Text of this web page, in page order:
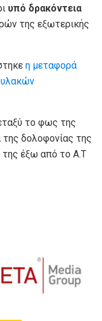
υπό δρακόντεια
της εξωτερικής
η μεταφορά
το φως της
της δολοφονίας της
έξω από το Α.Τ